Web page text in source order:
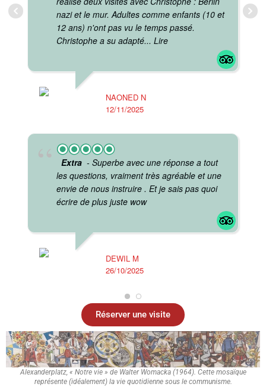
nazi et le mur. Adultes comme enfants (10 et
12 ans) n'ont pas vu le temps passé.
Christophe a su adapté... Lire
NAONED N
12/11/2025
Extra - Superbe avec une réponse a tout
les questions, vraiment très agréable et une
envie de nous instruire . Et je sais pas quoi
écrire de plus juste wow
DEWIL M
26/10/2025
Réserver une visite
Alexanderplatz, « Notre vie » de Walter Womacka (1964). Cette mosaïque
représente (idéalement) la vie quotidienne sous le communisme.